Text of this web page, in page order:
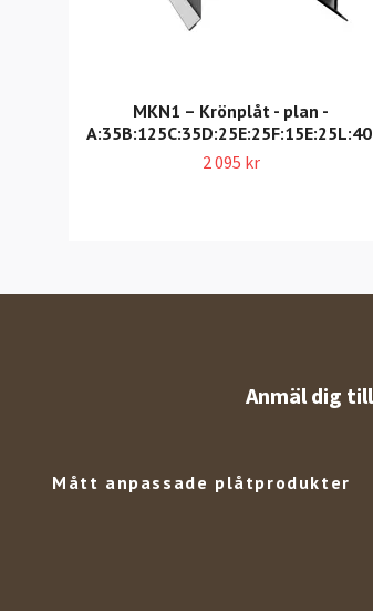
MKN1 – Krönplåt - plan -
2 095 kr
Anmäl dig
Mått anpassade plåtprodukter